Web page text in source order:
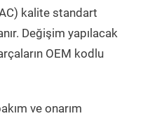
kalite standart
Değişim yapılacak
OEM kodlu
ve onarım